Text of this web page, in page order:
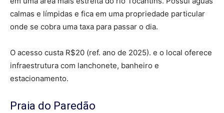
calmas e límpidas e fica em uma propriedade particular
onde se cobra uma taxa para passar o dia.
O acesso custa R$20 (ref. ano de 2025). e o local oferece
infraestrutura com lanchonete, banheiro e
estacionamento.
Praia do Paredão